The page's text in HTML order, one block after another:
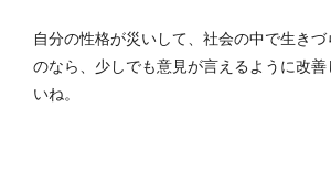
自分の性格が災いして、社会の中で生き
のなら、少しでも意見が言えるように改善
いね。